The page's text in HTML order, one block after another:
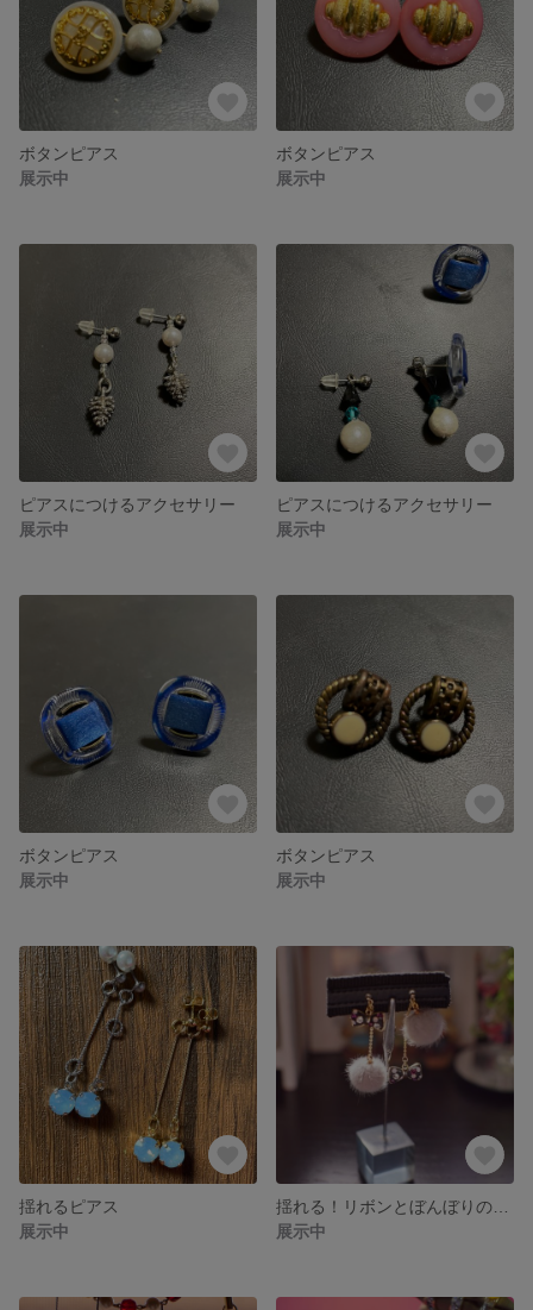
ボタンピアス
展示中
ボタンピアス
展示中
ピアスにつけるアクセサリー
展示中
ピアスにつけるアクセサリー
展示中
ボタンピアス
展示中
ボタンピアス
展示中
揺れるピアス
展示中
展示中